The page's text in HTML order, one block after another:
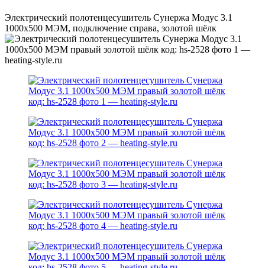
Электрический полотенцесушитель Сунержа Модус 3.1
1000х500 МЭМ, подключение справа, золотой шёлк